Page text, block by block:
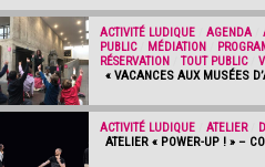
ACTIVITÉ LUDIQUE AGENDA
PUBLIC/ MÉDIATION
RÉSERVATION
TOUT PUBLIC/
« VACANCES AUX MUSÉES
ACTIVITÉ LUDIQUE ATELIER/
ATELIER « POWER-UP ! » –